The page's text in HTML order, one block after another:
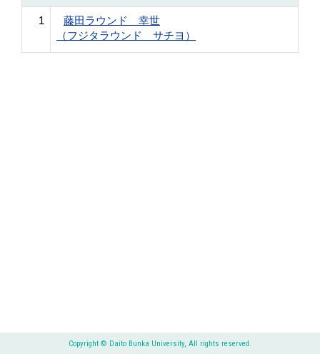
1
藤田ラウンド 幸世
（フジタラウンド サチヨ）
Copyright © Daito Bunka University, All rights reserved.